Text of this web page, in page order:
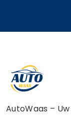
AutoWaas –